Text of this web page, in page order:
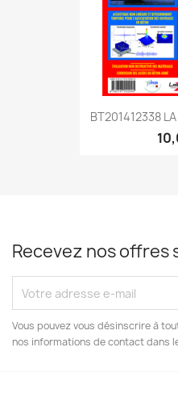
BT201412338
Recevez nos offres
Vous pouvez vous désinscrire à
nos informations de contact dans